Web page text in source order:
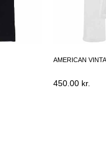
AMERICAN
450.00 kr.